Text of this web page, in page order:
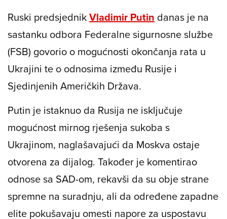
Ruski predsjednikVladimir Putin danas je na
sastanku odbora Federalne sigurnosne službe
(FSB) govorio o mogućnosti okončanja rata u
Ukrajini te o odnosima između Rusije i
Sjedinjenih Američkih Država.
Putin je istaknuo da Rusija ne isključuje
mogućnost mirnog rješenja sukoba s
Ukrajinom, naglašavajući da Moskva ostaje
otvorena za dijalog. Također je komentirao
odnose sa SAD-om, rekavši da su obje strane
spremne na suradnju, ali da određene zapadne
elite pokušavaju omesti napore za uspostavu